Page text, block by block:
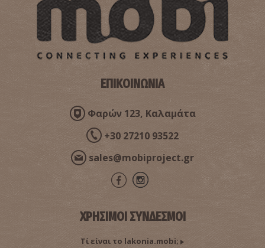
ΕΠΙΚΟΙΝΩΝΙΑ
Φαρών 123, Καλαμάτα
+30 27210 93522
sales@mobiproject.gr
ΧΡΗΣΙΜΟΙ ΣΥΝΔΕΣΜΟΙ
Τί είναι το lakonia.mobi;